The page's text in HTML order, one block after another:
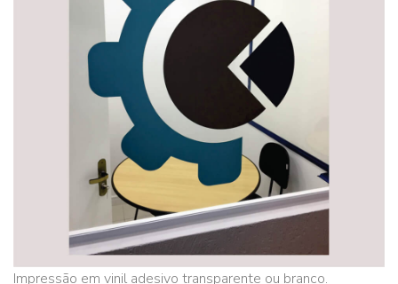
Impressão em vinil adesivo transparente ou branco.